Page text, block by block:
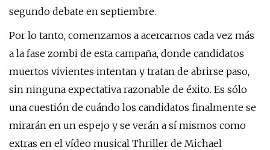
segundo debate en septiembre.
Por lo tanto, comenzamos a acercarnos cada vez más
a la fase zombi de esta campaña, donde candidatos
muertos vivientes intentan y tratan de abrirse paso,
sin ninguna expectativa razonable de éxito. Es sólo
una cuestión de cuándo los candidatos finalmente se
mirarán en un espejo y se verán a sí mismos como
extras en el vídeo musical Thriller de Michael